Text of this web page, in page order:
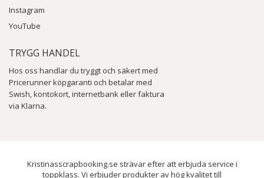
Instagram
YouTube
TRYGG HANDEL
Hos oss handlar du tryggt och säkert med
Pricerunner köpgaranti och betalar med
Swish, kontokort, internetbank eller faktura
via Klarna.
Kristinasscrapbooking.se strävar efter att erbjuda service i
toppklass. Vi erbjuder produkter av hög kvalitet till